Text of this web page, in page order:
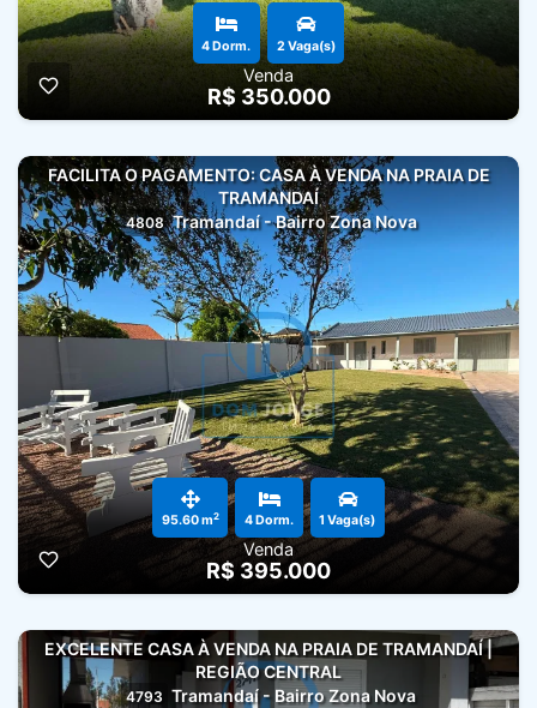
4 Dorm. 2 Vaga(s)
Venda
R$ 350.000
FACILITA O PAGAMENTO: CASA À VENDA NA PRAIA DE
TRAMANDAÍ
4808 Tramandaí - Bairro Zona Nova
95.60 m2 4 Dorm. 1 Vaga(s)
Venda
R$ 395.000
EXCELENTE CASA À VENDA NA PRAIA DE TRAMANDAÍ |
REGIÃO CENTRAL
4793 Tramandaí - Bairro Zona Nova